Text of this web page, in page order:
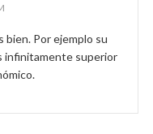
bien. Por ejemplo su
infinitamente superior